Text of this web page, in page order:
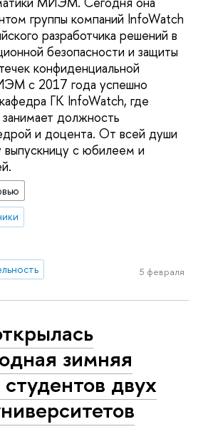
группы компаний InfoWatch
разработчика решений в
безопасности и защиты
конфиденциальной
с 2017 года успешно
ГК InfoWatch, где
должность
и доцента. От всей души
выпускницу с юбилеем и
5 февраля
зимняя
двух